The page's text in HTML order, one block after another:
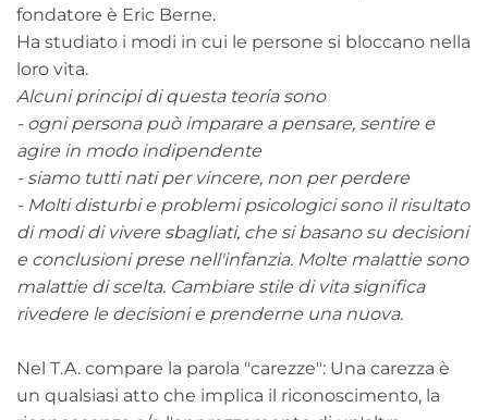
fondatore è Eric Berne.
Ha studiato i modi in cui le persone si bloccano nella
loro vita.
Alcuni principi di questa teoria sono
- ogni persona può imparare a pensare, sentire e
agire in modo indipendente
- siamo tutti nati per vincere, non per perdere
- Molti disturbi e problemi psicologici sono il risultato
di modi di vivere sbagliati, che si basano su decisioni
e conclusioni prese nell'infanzia. Molte malattie sono
malattie di scelta. Cambiare stile di vita significa
rivedere le decisioni e prenderne una nuova.
Nel T.A. compare la parola "carezze": Una carezza è
un qualsiasi atto che implica il riconoscimento, la